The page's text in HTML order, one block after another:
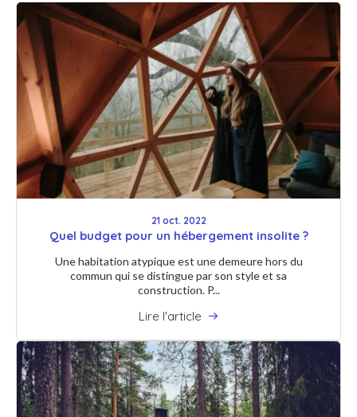
21 oct. 2022
Quel budget pour un hébergement insolite ?
Une habitation atypique est une demeure hors du
commun qui se distingue par son style et sa
construction. P...
Lire l'article